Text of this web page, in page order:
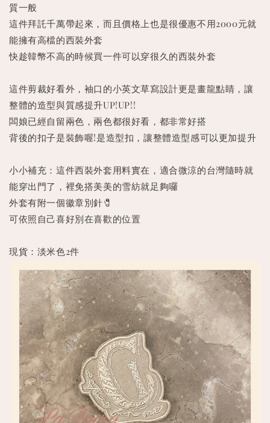
質一般
這件拜託千萬帶起來，而且價格上也是很優惠不用2000元就
能擁有高檔的西裝外套
快趁韓幣不高的時候買一件可以穿很久的西裝外套
這件剪裁好看外，袖口的小英文草寫設計更是畫龍點睛，讓
整體的造型與質感提升UP!UP!!
闆娘已經自留兩色，兩色都很好看，都非常好搭
背後的扣子是裝飾喔!是造型扣，讓整體造型感可以更加提升
小小補充：這件西裝外套用料實在，適合微涼的台灣隨時就
能穿出門了，裡免搭美美的雪紡就足夠囉
外套有附一個徽章別針🧷
可依照自己喜好別在喜歡的位置
現貨：淡米色2件